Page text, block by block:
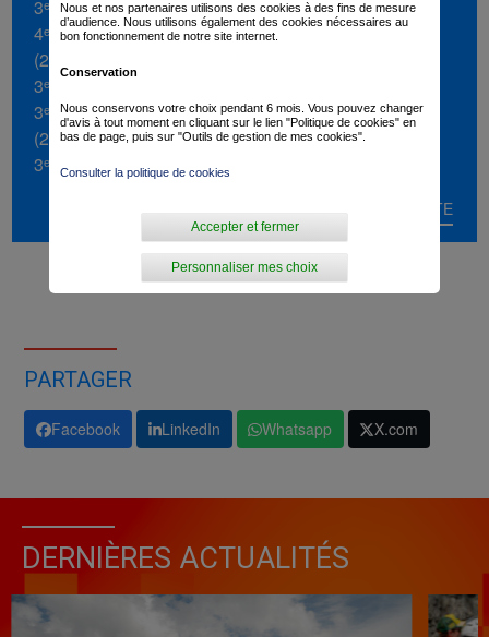
3ᵉ du Giro della Toscana (2024)
4ᵉ de la Classic Grand Besançon Doubs
(2025)
3ᵉ de La Polynormande (2023)
3ᵉ d’étape du Tour du Luxembourg
(2024)
3ᵉ d’étape du Tour de Slovénie (2024)
LIRE LA SUITE
PARTAGER
Facebook LinkedIn Whatsapp X.com
DERNIÈRES ACTUALITÉS
Nous et nos partenaires utilisons des cookies à des fins de mesure
d’audience. Nous utilisons également des cookies nécessaires au
bon fonctionnement de notre site internet.
Conservation
Nous conservons votre choix pendant 6 mois. Vous pouvez changer
d'avis à tout moment en cliquant sur le lien "Politique de cookies" en
bas de page, puis sur "Outils de gestion de mes cookies".
Consulter la politique de cookies
Personnaliser mes choix
Accepter et fermer